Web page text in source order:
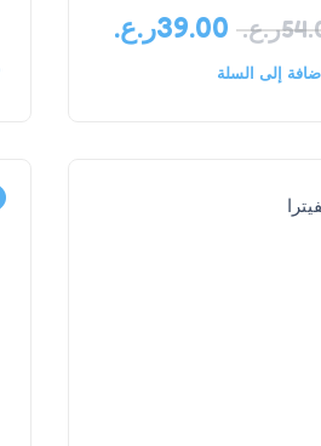
ر.ع. 39.00ر.ع.
إلى السلة